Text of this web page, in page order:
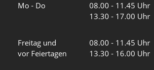
Mo - Do
08.00 - 11.45 Uhr
13.30 - 17.00 Uhr
Freitag und
vor Feiertagen
08.00 - 11.45 Uhr
13.30 - 16.00 Uhr